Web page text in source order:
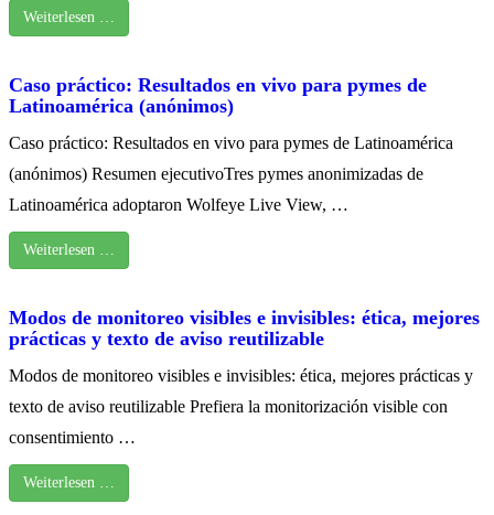
Weiterlesen …
Caso práctico: Resultados en vivo para pymes de
Latinoamérica (anónimos)
Caso práctico: Resultados en vivo para pymes de Latinoamérica
(anónimos) Resumen ejecutivoTres pymes anonimizadas de
Latinoamérica adoptaron Wolfeye Live View, …
Weiterlesen …
Modos de monitoreo visibles e invisibles: ética, mejores
prácticas y texto de aviso reutilizable
Modos de monitoreo visibles e invisibles: ética, mejores prácticas y
texto de aviso reutilizable Prefiera la monitorización visible con
consentimiento …
Weiterlesen …